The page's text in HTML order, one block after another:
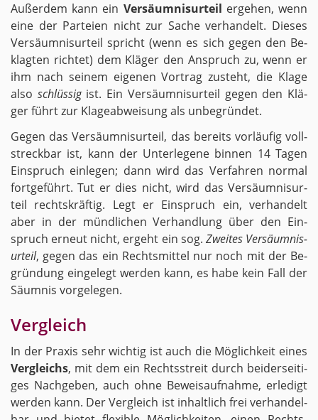
Au­ßer­dem kann ein Ver­säum­nis­ur­teil er­ge­hen, wenn
eine der Par­tei­en nicht zur Sache ver­han­delt. Die­ses
Ver­säum­nis­ur­teil spricht (wenn es sich gegen den Be­
klag­ten rich­tet) dem Klä­ger den An­spruch zu, wenn er
ihm nach sei­nem ei­ge­nen Vor­trag zu­steht, die Klage
also schlüs­sigist. Ein Ver­säum­nis­ur­teil gegen den Klä­
ger führt zur Kla­ge­ab­wei­sung als un­be­grün­det.
Gegen das Ver­säum­nis­ur­teil, das be­reits vor­läu­fig voll­
streck­bar ist, kann der Un­ter­le­ge­ne bin­nen 14 Tagen
Ein­spruch ein­le­gen; dann wird das Ver­fah­ren nor­mal
fort­ge­führt. Tut er dies nicht, wird das Ver­säum­nis­ur­
teil rechts­kräf­tig. Legt er Ein­spruch ein, ver­han­delt
aber in der münd­li­chen Ver­hand­lung über den Ein­
spruch er­neut nicht, er­geht ein sog. Zwei­tes Ver­säum­nis­
ur­teil, gegen das ein Rechts­mit­tel nur noch mit der Be­
grün­dung ein­ge­legt wer­den kann, es habe kein Fall der
Säum­nis vor­ge­le­gen.
Ver­gleich
In der Pra­xis sehr wich­tig ist auch die Mög­lich­keit eines
Ver­gleichs, mit dem ein Rechts­streit durch bei­der­sei­ti­
ges Nach­ge­ben, auch ohne Be­weis­auf­nah­me, er­le­digt
wer­den kann. Der Ver­gleich ist in­halt­lich frei ver­han­del­